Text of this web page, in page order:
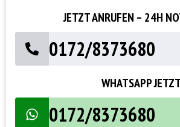
JETZT ANRUFEN – 24H
0172/8373680
WHATSAPP JETZT
0172/8373680